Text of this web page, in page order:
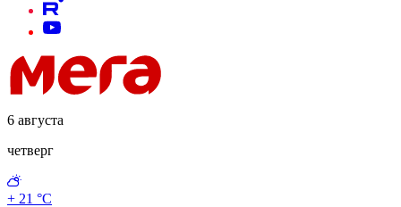
6 августа
четверг
+ 21 °С